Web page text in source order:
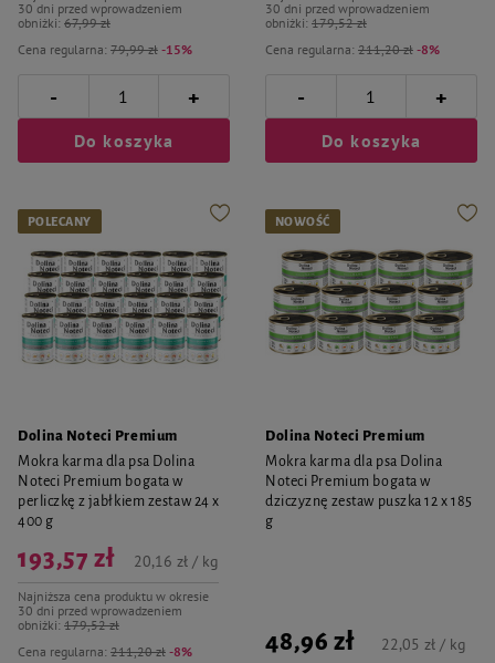
Cena regularna: 79,99 zł -15%
30 dni przed wprowadzeniem
obniżki: 67,99 zł
- +
Do koszyka
Cena regularna: 211,20 zł -8%
30 dni przed wprowadzeniem
obniżki: 179,52 zł
- +
Do koszyka
POLECANY
Dolina Noteci Premium
Mokra karma dla psa Dolina
Noteci Premium bogata w
perliczkę z jabłkiem zestaw 24 x
400 g
Cena regularna: 211,20 zł -8%
193,57 zł
Najniższa cena produktu w okresie
30 dni przed wprowadzeniem
obniżki: 179,52 zł
20,16 zł / kg
NOWOŚĆ
Dolina Noteci Premium
Mokra karma dla psa Dolina
Noteci Premium bogata w
dziczyznę zestaw puszka 12 x 185
g
48,96 zł 22,05 zł / kg